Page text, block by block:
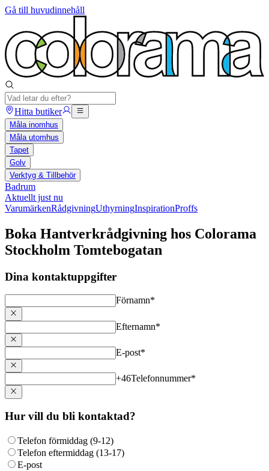
Gå till huvudinnehåll
Hitta butiker
Måla inomhus
Måla utomhus
Tapet
Golv
Verktyg & Tillbehör
Badrum
Aktuellt just nu
VarumärkenRådgivningUthyrningInspirationProffs
Boka Hantverkrådgivning hos Colorama
Stockholm Tomtebogatan
Dina kontaktuppgifter
Förnamn*
Efternamn*
E-post*
+46Telefonnummer*
Hur vill du bli kontaktad?
Telefon förmiddag (9-12)
Telefon eftermiddag (13-17)
E-post